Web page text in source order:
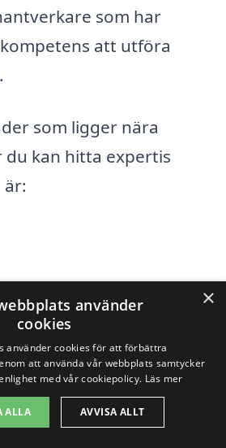
som har
att utföra
som ligger nära
du kan hitta expertis
×
använder
cookies
använder cookies för att förbättra
att använda vår webbplats samtycker
med vår cookiepolicy. Läs mer
ALLA AVVISA ALLT